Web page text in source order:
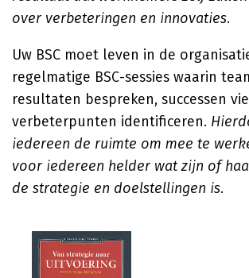
over verbeteringen en innovaties.
Uw BSC moet leven in de
regelmatige BSC-sessies waarin
resultaten bespreken, successen
verbeterpunten identificeren.
iedereen de ruimte om mee te
voor iedereen helder wat zijn of
de strategie en doelstellingen is.